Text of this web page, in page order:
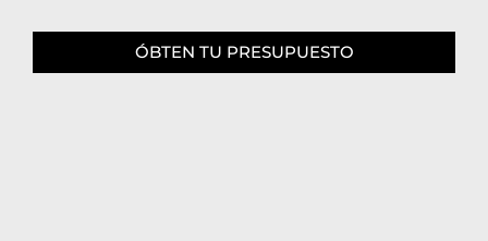
ÓBTEN TU PRESUPUESTO